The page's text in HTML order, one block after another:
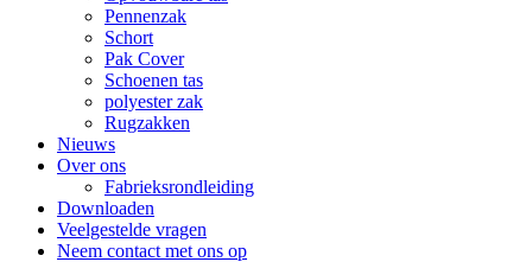
Pennenzak
Schort
Pak Cover
Schoenen tas
polyester zak
Rugzakken
Nieuws
Over ons
Fabrieksrondleiding
Downloaden
Veelgestelde vragen
Neem contact met ons op